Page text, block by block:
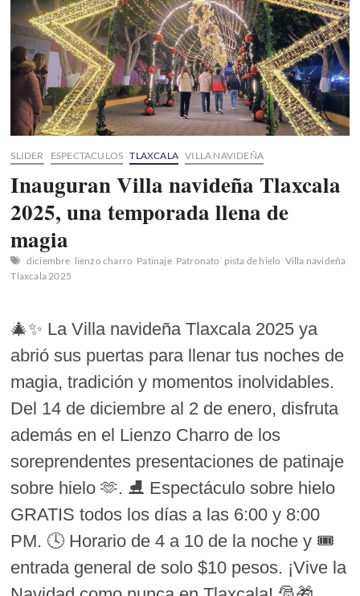
SLIDER ESPECTACULOS TLAXCALA VILLA NAVIDEÑA
Inauguran Villa navideña Tlaxcala
2025, una temporada llena de
magia
diciembre lienzo charro Patinaje Patronato pista de hielo Villa navideña
Tlaxcala 2025
🎄✨ La Villa navideña Tlaxcala 2025 ya
abrió sus puertas para llenar tus noches de
magia, tradición y momentos inolvidables.
Del 14 de diciembre al 2 de enero, disfruta
además en el Lienzo Charro de los
soreprendentes presentaciones de patinaje
sobre hielo 🫶. ⛸️ Espectáculo sobre hielo
GRATIS todos los días a las 6:00 y 8:00
PM. 🕓 Horario de 4 a 10 de la noche y 🎟️
entrada general de solo $10 pesos. ¡Vive la